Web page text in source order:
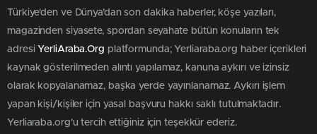
Türkiye'den ve Dünya’dan son dakika haberler, köşe yazıları,
magazinden siyasete, spordan seyahate bütün konuların tek
adresi YerliAraba.Org platformunda; Yerliaraba.org haber içerikleri
kaynak gösterilmeden alıntı yapılamaz, kanuna aykırı ve izinsiz
olarak kopyalanamaz, başka yerde yayınlanamaz. Aykırı işlem
yapan kişi/kişiler için yasal başvuru hakkı saklı tutulmaktadır.
Yerliaraba.org'u tercih ettiğiniz için teşekkür ederiz.